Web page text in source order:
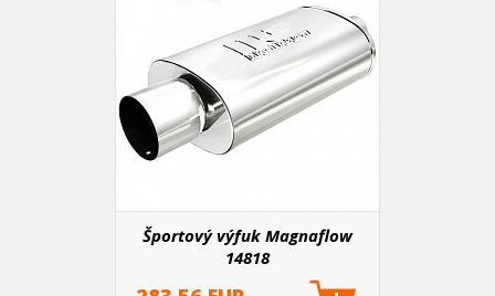
Športový výfuk Magnaflow
14818